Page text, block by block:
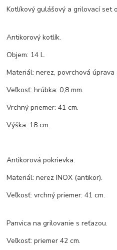
Kotlíkový gulášový a grilovací set
Antikorový kotlík.
Objem: 14 L.
Materiál: nerez, povrchová úprava
Veľkosť: hrúbka: 0,8 mm.
Vrchný priemer: 41 cm.
Výška: 18 cm.
Antikorová pokrievka.
Materiál: nerez INOX (antikor).
Veľkosť: vrchný priemer: 41 cm.
Panvica na grilovanie s reťazou.
Veľkosť: priemer 42 cm.